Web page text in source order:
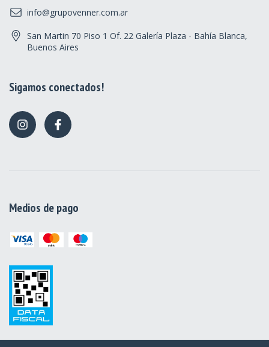
info@grupovenner.com.ar
San Martin 70 Piso 1 Of. 22 Galería Plaza - Bahía Blanca,
Buenos Aires
Sigamos conectados!
Medios de pago